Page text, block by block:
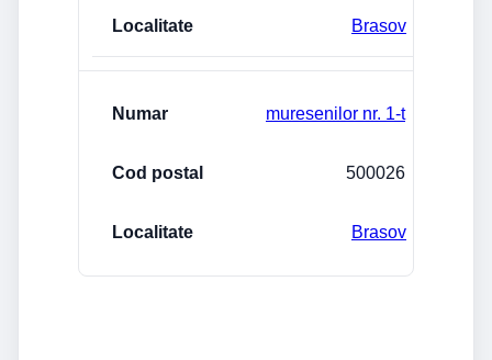
Brasov
muresenilor nr. 1-t
500026
Brasov